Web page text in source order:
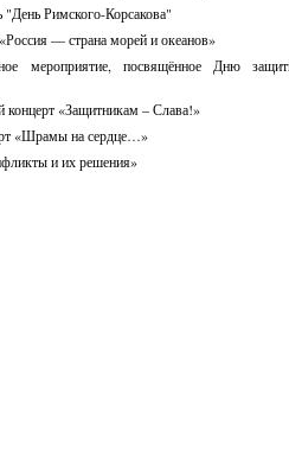
"День Римского-Корсакова"
— страна морей и океанов»
мероприятие, посвящённое Дню
концерт «Защитникам – Слава!»
«Шрамы на сердце…»
и их решения»